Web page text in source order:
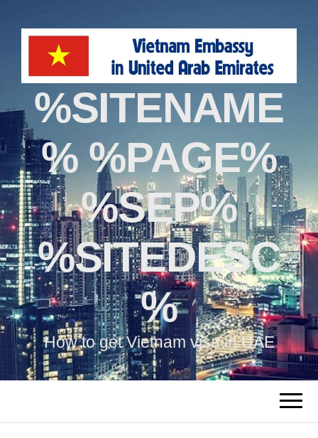
%SITENAME
% %PAGE%
%SEP%
%SITEDESC
%
How to get Vietnam visa in UAE